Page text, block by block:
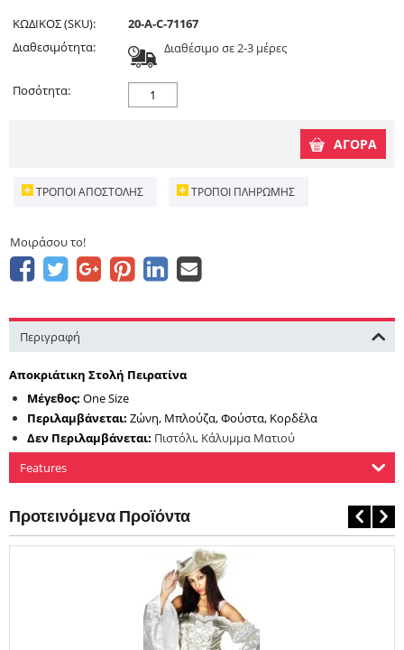
ΚΩΔΙΚΟΣ (SKU):
20-A-C-71167
Διαθεσιμότητα:
Διαθέσιμο σε 2-3 μέρες
Ποσότητα:
ΑΓΟΡΑ
ΤΡΌΠΟΙ ΑΠΟΣΤΟΛΉΣ ΤΡΌΠΟΙ ΠΛΗΡΩΜΉΣ
Μοιράσου το!
Περιγραφή
Αποκριάτικη Στολή Πειρατίνα
Μέγεθος: One Size
Περιλαμβάνεται: Ζώνη, Μπλούζα, Φούστα, Κορδέλα
Δεν Περιλαμβάνεται: Πιστόλι, Κάλυμμα Ματιού
Features
Προτεινόμενα Προϊόντα